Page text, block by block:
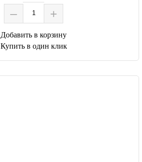
– +
Добавить в корзину
Купить в один клик